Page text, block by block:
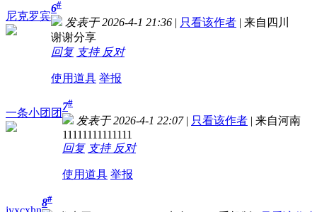
尼克罗宾
6#
发表于 2026-4-1 21:36 | 只看该作者 | 来自四川
谢谢分享
回复 支持 反对
使用道具 举报
一条小团团
7#
发表于 2026-4-1 22:07 | 只看该作者 | 来自河南
11111111111111
回复 支持 反对
使用道具 举报
8#